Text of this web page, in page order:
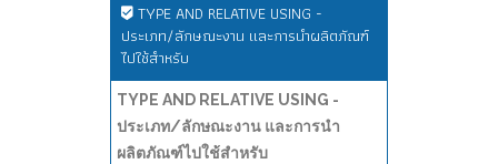
TYPE AND RELATIVE USING -
ประเภท/ลักษณะงาน และการนำผลิตภัณฑ์
ไปใช้สำหรับ
TYPE AND RELATIVE USING -
ประเภท/ลักษณะงาน และการนำ
ผลิตภัณฑ์ไปใช้สำหรับ